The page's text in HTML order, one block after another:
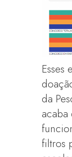
Esses
da
acaba
filtros